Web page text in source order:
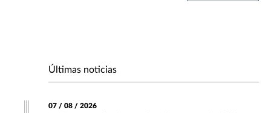
Últimas noticias
07 / 08 / 2026